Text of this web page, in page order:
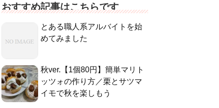
おすすめ記事はこちらです
とある職人系アルバイトを始
めてみました
秋ver.【1個80円】簡単マリト
ッツォの作り方／栗とサツマ
イモで秋を楽しもう